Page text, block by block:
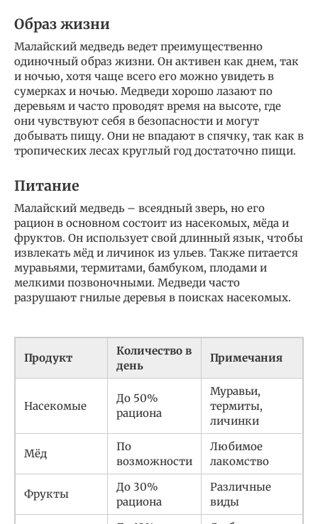
Образ жизни
Малайский медведь ведет преимущественно
одиночный образ жизни. Он активен как днем, так
и ночью, хотя чаще всего его можно увидеть в
сумерках и ночью. Медведи хорошо лазают по
деревьям и часто проводят время на высоте, где
они чувствуют себя в безопасности и могут
добывать пищу. Они не впадают в спячку, так как в
тропических лесах круглый год достаточно пищи.
Питание
Малайский медведь – всеядный зверь, но его
рацион в основном состоит из насекомых, мёда и
фруктов. Он использует свой длинный язык, чтобы
извлекать мёд и личинок из ульев. Также питается
муравьями, термитами, бамбуком, плодами и
мелкими позвоночными. Медведи часто
разрушают гнилые деревья в поисках насекомых.
Продукт
Количество в
день
Примечания
Насекомые
До 50%
рациона
Муравьи,
термиты,
личинки
Мёд
По
возможности
Любимое
лакомство
Фрукты
До 30%
рациона
Различные
виды